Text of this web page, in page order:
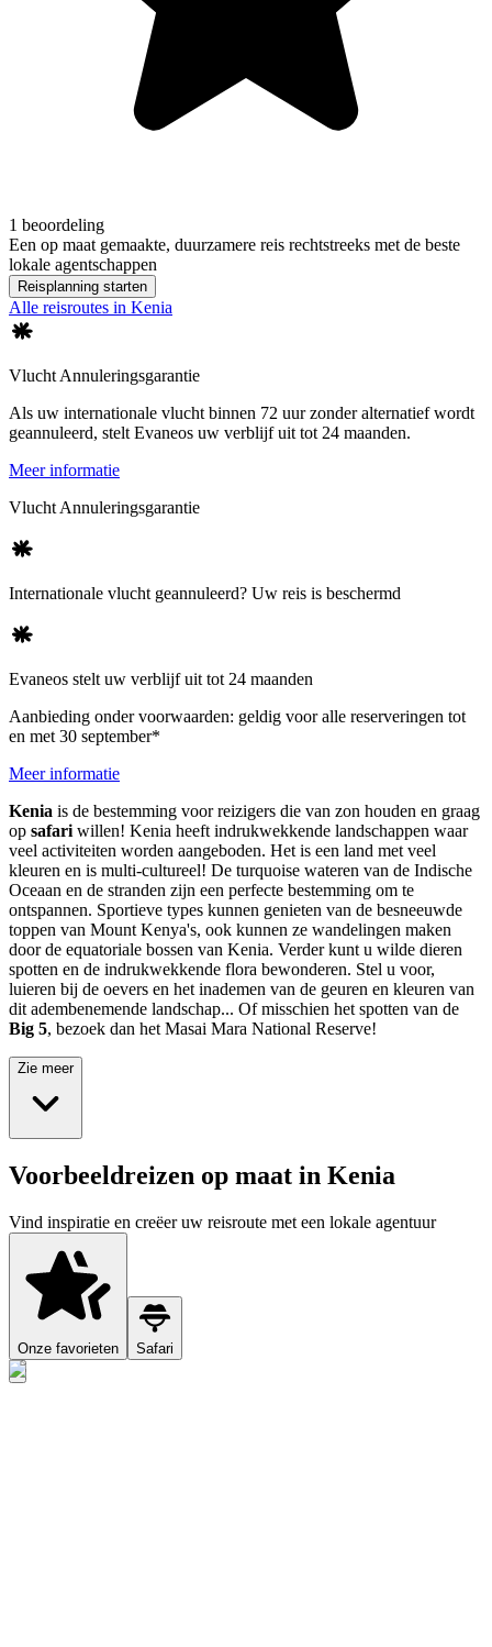
1 beoordeling
Een op maat gemaakte, duurzamere reis rechtstreeks met de beste
lokale agentschappen
Reisplanning starten
Alle reisroutes in Kenia
Vlucht Annuleringsgarantie
Als uw internationale vlucht binnen 72 uur zonder alternatief wordt
geannuleerd, stelt Evaneos uw verblijf uit tot 24 maanden.
Meer informatie
Vlucht Annuleringsgarantie
Internationale vlucht geannuleerd? Uw reis is beschermd
Evaneos stelt uw verblijf uit tot 24 maanden
Aanbieding onder voorwaarden: geldig voor alle reserveringen tot
en met 30 september*
Meer informatie
Kenia is de bestemming voor reizigers die van zon houden en graag
op safari willen! Kenia heeft indrukwekkende landschappen waar
veel activiteiten worden aangeboden. Het is een land met veel
kleuren en is multi-cultureel! De turquoise wateren van de Indische
Oceaan en de stranden zijn een perfecte bestemming om te
ontspannen. Sportieve types kunnen genieten van de besneeuwde
toppen van Mount Kenya's, ook kunnen ze wandelingen maken
door de equatoriale bossen van Kenia. Verder kunt u wilde dieren
spotten en de indrukwekkende flora bewonderen. Stel u voor,
luieren bij de oevers en het inademen van de geuren en kleuren van
dit adembenemende landschap... Of misschien het spotten van de
Big 5, bezoek dan het Masai Mara National Reserve!
Zie meer
Voorbeeldreizen op maat in Kenia
Vind inspiratie en creëer uw reisroute met een lokale agentuur
Onze favorieten Safari